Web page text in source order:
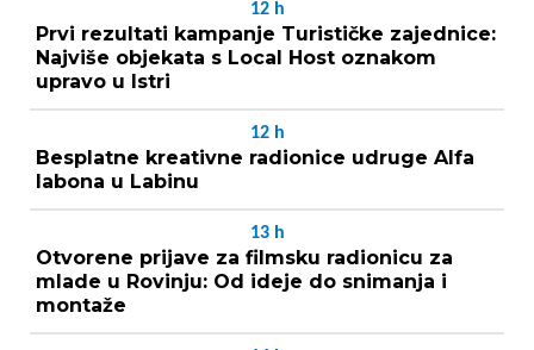
12 h
Prvi rezultati kampanje Turističke zajednice:
Najviše objekata s Local Host oznakom
upravo u Istri
12 h
Besplatne kreativne radionice udruge Alfa
labona u Labinu
13 h
Otvorene prijave za filmsku radionicu za
mlade u Rovinju: Od ideje do snimanja i
montaže